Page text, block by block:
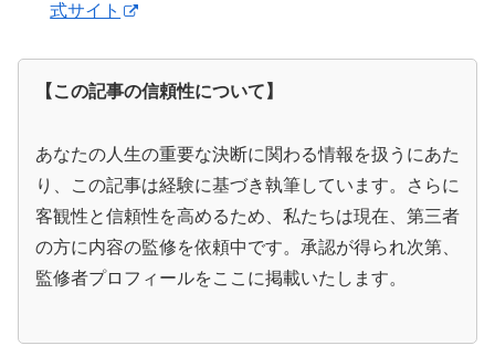
式サイト
【この記事の信頼性について】
あなたの人生の重要な決断に関わる情報を扱うにあた
り、この記事は経験に基づき執筆しています。さらに
客観性と信頼性を高めるため、私たちは現在、第三者
の方に内容の監修を依頼中です。承認が得られ次第、
監修者プロフィールをここに掲載いたします。